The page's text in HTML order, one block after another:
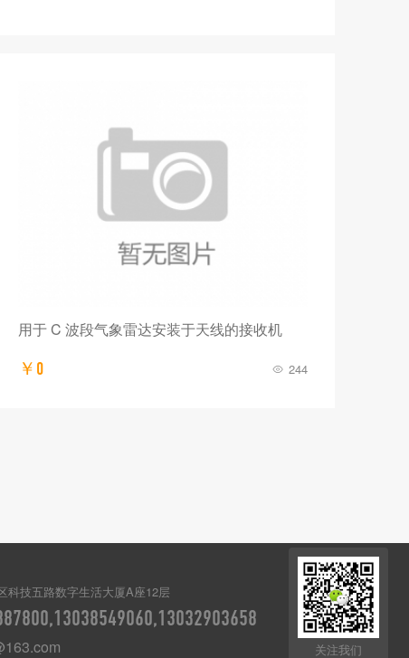
用于 C 波段气象雷达安装于天线的接收机
￥0 244
科技五路数字生活大厦A座12层
关注我们